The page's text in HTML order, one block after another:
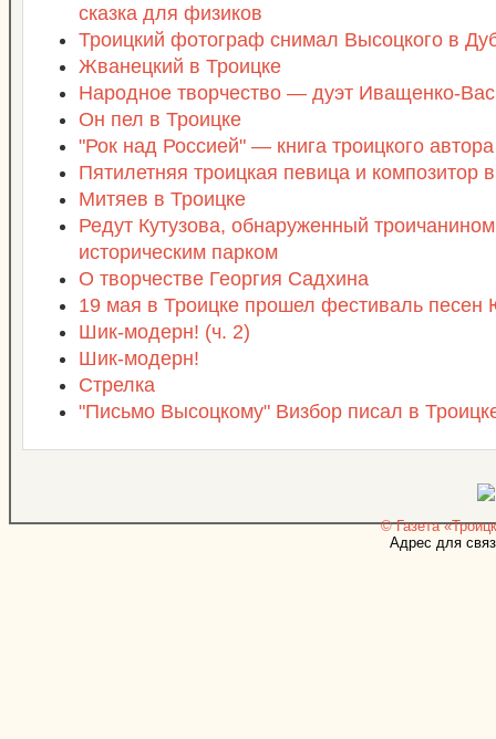
сказка для физиков
Троицкий фотограф снимал Высоцкого в
Жванецкий в Троицке
Народное творчество — дуэт Иващенко-
Он пел в Троицке
"Рок над Россией" — книга троицкого автора
Пятилетняя троицкая певица и композитор
Митяев в Троицке
Редут Кутузова, обнаруженный
историческим парком
О творчестве Георгия Садхина
19 мая в Троицке прошел фестиваль песен
Шик-модерн! (ч. 2)
Шик-модерн!
Стрелка
"Письмо Высоцкому" Визбор писал в
© Газета
Адрес для